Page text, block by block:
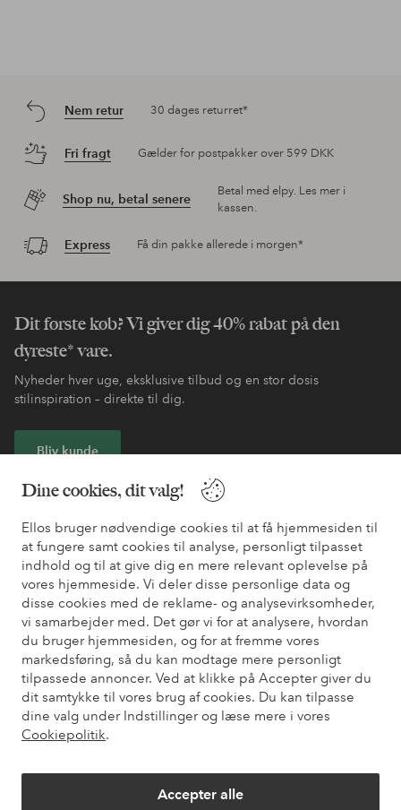
Dine cookies, dit valg!
Ellos bruger nødvendige cookies til at få hjemmesiden til
at fungere samt cookies til analyse, personligt tilpasset
indhold og til at give dig en mere relevant oplevelse på
vores hjemmeside. Vi deler disse personlige data og
disse cookies med de reklame- og analysevirksomheder,
vi samarbejder med. Det gør vi for at analysere, hvordan
du bruger hjemmesiden, og for at fremme vores
markedsføring, så du kan modtage mere personligt
tilpassede annoncer. Ved at klikke på Accepter giver du
dit samtykke til vores brug af cookies. Du kan tilpasse
dine valg under Indstillinger og læse mere i vores
Cookiepolitik.
Accepter alle
Nem retur 30 dages returret*
Fri fragt Gælder for postpakker over 599 DKK
Shop nu, betal senere
Betal med elpy. Les mer i
kassen.
Express Få din pakke allerede i morgen*
Dit første køb? Vi giver dig 40% rabat på den
dyreste* vare.
Nyheder hver uge, eksklusive tilbud og en stor dosis
stilinspiration – direkte til dig.
Bliv kunde
* Se tilbudsbetingelser ved registrering
Har du brug for hjælp?
Du kan finde svar på de oftest stillede spørgsmål i vores FAQ.
Du kan også finde oplysninger om, hvordan du kontakter os.
Kundeservice Bestilling Betalingsmåde
Mine sider
Om Ellos